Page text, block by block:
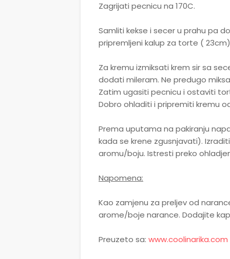
Zagrijati pecnicu na 170C.
Samliti kekse i secer u prahu pa
pripremljeni kalup za torte (
Za kremu izmiksati krem sir sa
dodati mileram. Ne predugo
Zatim ugasiti pecnicu i ostaviti
Dobro ohladiti i pripremiti kremu
Prema uputama na pakiranju
kada se krene zgusnjavati).
aromu/boju. Istresti preko
Napomena:
Kao zamjenu za preljev od
arome/boje narance. Dodajite
Preuzeto sa: www.coolinarika.com